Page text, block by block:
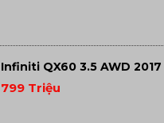
Infiniti QX60 3.5 AWD 2017
799 Triệu